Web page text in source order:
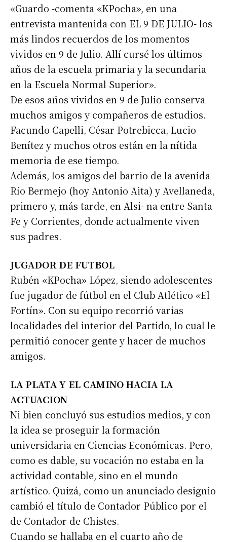
«Guardo -comenta «KPocha», en una
entrevista mantenida con EL 9 DE JULIO- los
más lindos recuerdos de los momentos
vividos en 9 de Julio. Allí cursé los últimos
años de la escuela primaria y la secundaria
en la Escuela Normal Superior».
De esos años vividos en 9 de Julio conserva
muchos amigos y compañeros de estudios.
Facundo Capelli, César Potrebicca, Lucio
Benítez y muchos otros están en la nítida
memoria de ese tiempo.
Además, los amigos del barrio de la avenida
Río Bermejo (hoy Antonio Aita) y Avellaneda,
primero y, más tarde, en Alsi- na entre Santa
Fe y Corrientes, donde actualmente viven
sus padres.
JUGADOR DE FUTBOL
Rubén «KPocha» López, siendo adolescentes
fue jugador de fútbol en el Club Atlético «El
Fortín». Con su equipo recorrió varias
localidades del interior del Partido, lo cual le
permitió conocer gente y hacer de muchos
amigos.
LA PLATA Y EL CAMINO HACIA LA
ACTUACION
Ni bien concluyó sus estudios medios, y con
la idea se proseguir la formación
universidaria en Ciencias Económicas. Pero,
como es dable, su vocación no estaba en la
actividad contable, sino en el mundo
artístico. Quizá, como un anunciado designio
cambió el título de Contador Público por el
de Contador de Chistes.
Cuando se hallaba en el cuarto año de